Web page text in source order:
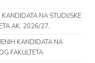
NA STUDIJSKE
AK. 2026/27.
KANDIDATA NA
FAKULTETA